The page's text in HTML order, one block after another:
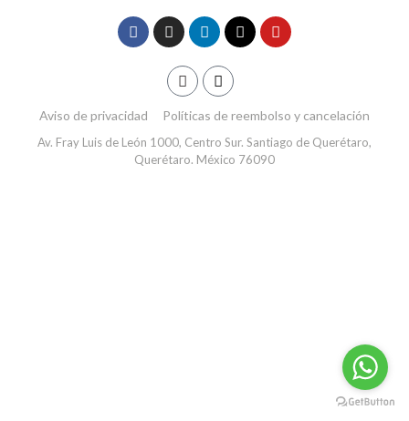
Aviso de privacidad Políticas de reembolso y cancelación
Av. Fray Luis de León 1000, Centro Sur. Santiago de Querétaro,
Querétaro. México 76090